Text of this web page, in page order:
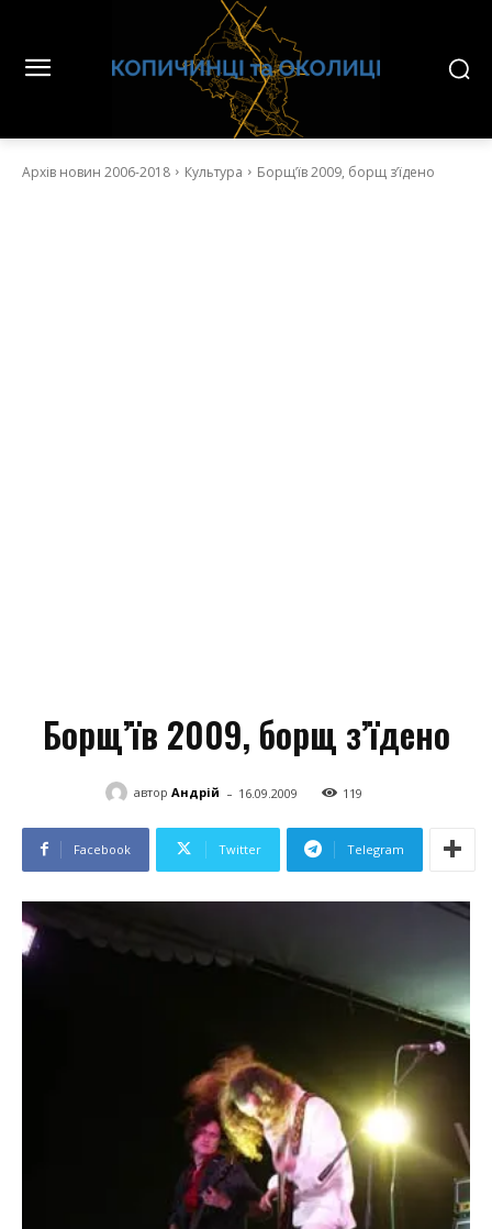
Архів новин 2006-2018 Культура Борщ’їв 2009, борщ з’їдено
Борщ’їв 2009, борщ з’їдено
автор Андрій - 16.09.2009 119
Facebook Twitter Telegram